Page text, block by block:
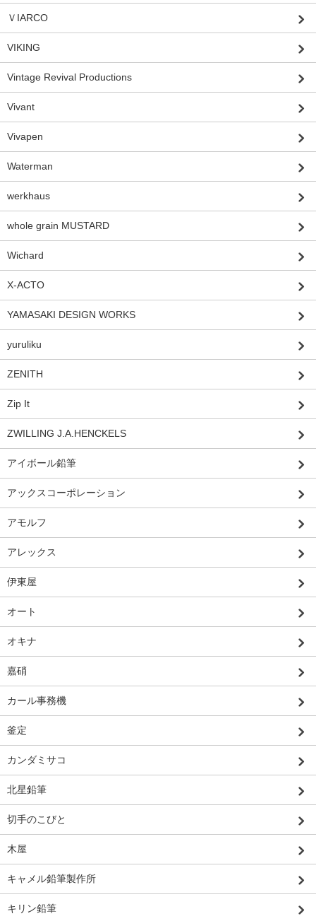
ＶIARCO
VIKING
Vintage Revival Productions
Vivant
Vivapen
Waterman
werkhaus
whole grain MUSTARD
Wichard
X-ACTO
YAMASAKI DESIGN WORKS
yuruliku
ZENITH
Zip It
ZWILLING J.A.HENCKELS
アイボール鉛筆
アックスコーポレーション
アモルフ
アレックス
伊東屋
オート
オキナ
嘉硝
カール事務機
釜定
カンダミサコ
北星鉛筆
切手のこびと
木屋
キャメル鉛筆製作所
キリン鉛筆